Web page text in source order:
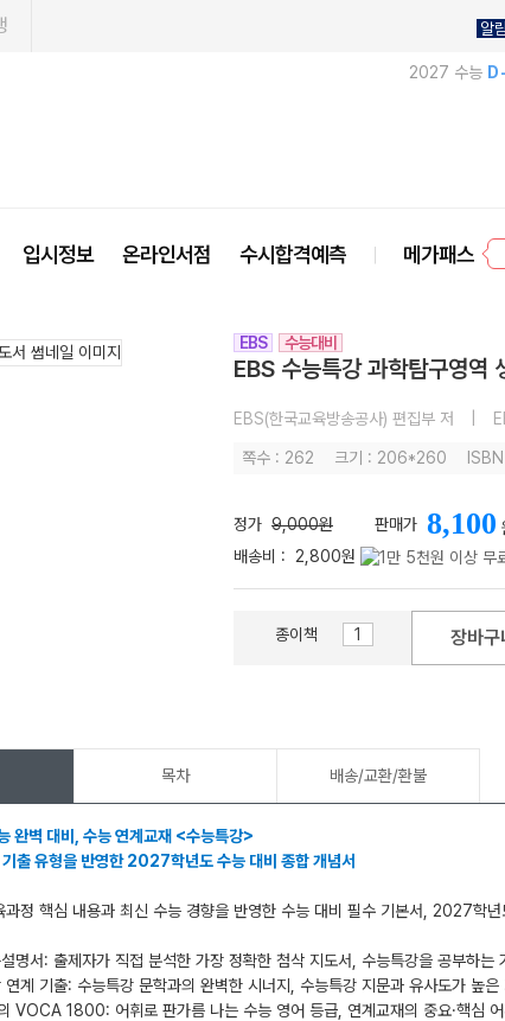
알
2027 수능
입시정보 온라인서점 수시합격예측 메가패스
EBS 수능대비
EBS 수능특강 과학탐구영
EBS(한국교육방송공사) 편집부 저
쪽수 : 262 크기 : 206*260
정가 9,000원 판매가 8,100
배송비 : 2,800원
종이책 장바구
목차 배송/교환/환불
완벽 대비, 수능 연계교재 <수능특강>
출 유형을 반영한 2027학년도 수능 대비 종합 개념서
정 핵심 내용과 최신 수능 경향을 반영한 수능 대비 필수 기본서, 2027학
명서: 출제자가 직접 분석한 가장 정확한 첨삭 지도서, 수능특강을 공부하는
계 기출: 수능특강 문학과의 완벽한 시너지, 수능특강 지문과 유사도가 높은
VOCA 1800: 어휘로 판가름 나는 수능 영어 등급, 연계교재의 중요·핵심